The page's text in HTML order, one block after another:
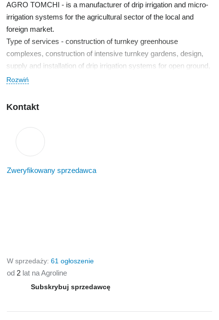
AGRO TOMCHI - is a manufacturer of drip irrigation and micro-
irrigation systems for the agricultural sector of the local and
foreign market.
Type of services - construction of turnkey greenhouse
complexes, construction of intensive turnkey gardens, design,
supply and installation of drip irrigation systems for open ground,
technologies for drip irrigation of vegetables, orchards and
accessories of various types, wastewater treatment and
Rozwiń
Kontakt
Zweryfikowany sprzedawca
W sprzedaży: 61 ogłoszenie
od 2 lat na Agroline
Subskrybuj sprzedawcę